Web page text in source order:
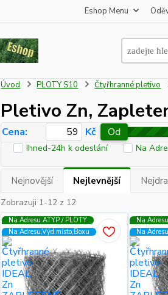
Eshop Menu
Úvod PLOTY S10 Čtyřhranné pletivo
Pletivo Zn,
Cena: Kč Od
Ihned-24h k odeslání Na
Nejnovější Nejlevnější
Zobrazuji 1-12 z 12
Na Adresu ATYP / PLOTY
Na Adresu,Výd.místo,Boxu
Na
Na